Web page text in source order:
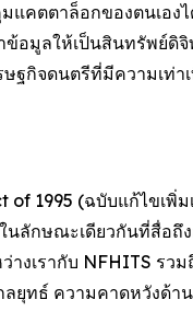
แคตตาล็อกของตนเอง
ข้อมูลให้เป็นสินทรัพย์ดิ
ษฐกิจดนตรีที่มีความเท่า
1995 (ฉบับแก้ไขเพิ่ม
ในลักษณะเดียวกันที่สื่อถึ
งเรากับ NFHITS รว
ยุทธ์ ความคาดหวังด้า